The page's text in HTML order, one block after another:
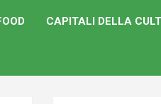
CAPITALI DELLA